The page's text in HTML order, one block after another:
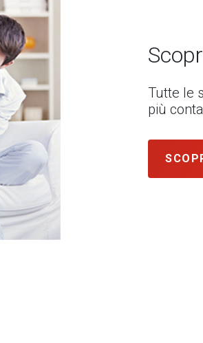
Tutte le
più